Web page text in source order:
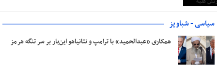
سیاسی - شباویز
همکاری «عبدالحمید» با ترامپ و نتانیاهو این‌بار بر سر تنگه هرمز